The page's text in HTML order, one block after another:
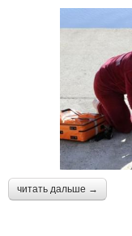
читать дальше →